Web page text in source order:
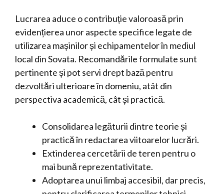
Lucrarea aduce o contribuție valoroasă prin
evidențierea unor aspecte specifice legate de
utilizarea mașinilor și echipamentelor în mediul
local din Sovata. Recomandările formulate sunt
pertinente și pot servi drept bază pentru
dezvoltări ulterioare în domeniu, atât din
perspectiva academică, cât și practică.
Consolidarea legăturii dintre teorie și
practică în redactarea viitoarelor lucrări.
Extinderea cercetării de teren pentru o
mai bună reprezentativitate.
Adoptarea unui limbaj accesibil, dar precis,